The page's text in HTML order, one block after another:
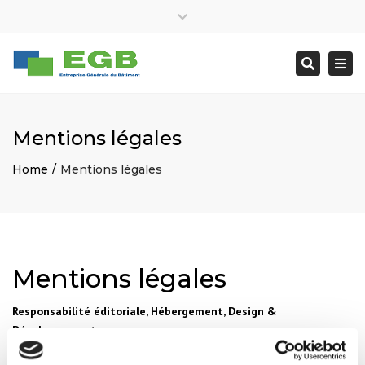
egbatiment@orange.fr
Tèl : 02 96 40 62 93
Search
Mentions légales
Home Mentions légales
Mentions légales
Responsabilité éditoriale, Hébergement, Design &
Développement